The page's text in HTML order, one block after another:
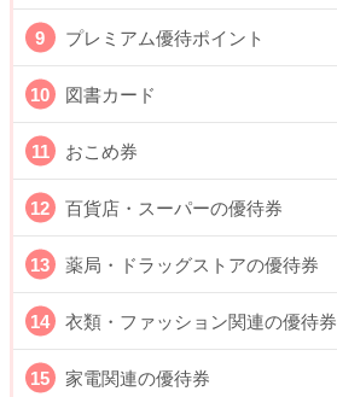
プレミアム優待ポイント
図書カード
おこめ券
百貨店・スーパーの優待券
薬局・ドラッグストアの優待券
衣類・ファッション関連の優待券
家電関連の優待券